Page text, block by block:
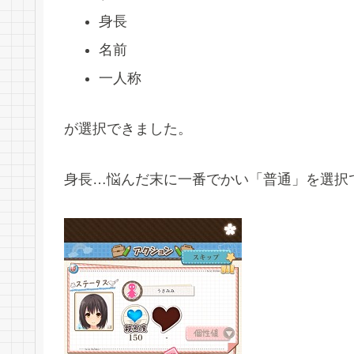
身長
名前
一人称
が選択できました。
身長…悩んだ末に一番でかい「普通」を選択